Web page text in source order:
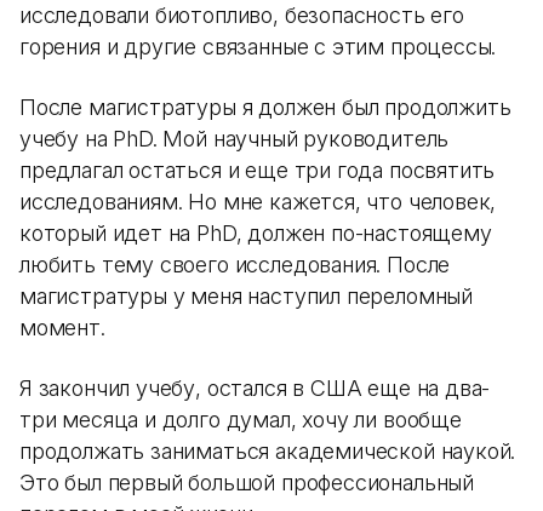
исследовали биотопливо, безопасность его
горения и другие связанные с этим процессы.
После магистратуры я должен был продолжить
учебу на PhD. Мой научный руководитель
предлагал остаться и еще три года посвятить
исследованиям. Но мне кажется, что человек,
который идет на PhD, должен по-настоящему
любить тему своего исследования. После
магистратуры у меня наступил переломный
момент.
Я закончил учебу, остался в США еще на два-
три месяца и долго думал, хочу ли вообще
продолжать заниматься академической наукой.
Это был первый большой профессиональный